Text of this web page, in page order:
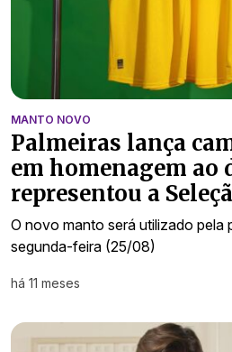
MANTO NOVO
Palmeiras lança
em homenagem ao
representou a
O novo manto será utilizado pela
segunda-feira (25/08)
há 11 meses